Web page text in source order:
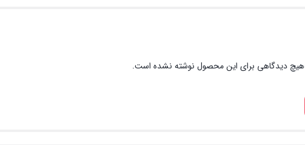
هیچ دیدگاهی برای این محصول نوشته نشده است.